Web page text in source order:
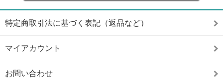
特定商取引法に基づく表記（返品など）
マイアカウント
お問い合わせ